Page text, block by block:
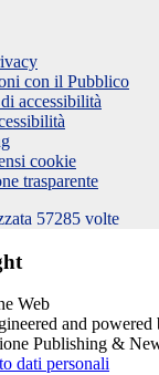
con il Pubblico
accessibilità
cookie
trasparente
57285 volte
and
Publishing &
dati personali